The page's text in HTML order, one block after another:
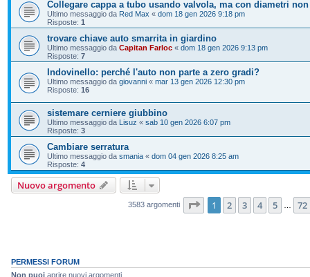
Collegare cappa a tubo usando valvola, ma con diametri
Ultimo messaggio da Red Max « dom 18 gen 2026 9:18 pm
Risposte: 1
trovare chiave auto smarrita in giardino
Ultimo messaggio da Capitan Farloc « dom 18 gen 2026 9:13 pm
Risposte: 7
Indovinello: perché l'auto non parte a zero gradi?
Ultimo messaggio da giovanni « mar 13 gen 2026 12:30 pm
Risposte: 16
sistemare cerniere giubbino
Ultimo messaggio da Lisuz « sab 10 gen 2026 6:07 pm
Risposte: 3
Cambiare serratura
Ultimo messaggio da smania « dom 04 gen 2026 8:25 am
Risposte: 4
Nuovo argomento
3583 argomenti Pagina di 72
1 2 3 4 5 72
PERMESSI FORUM
Non puoi aprire nuovi argomenti